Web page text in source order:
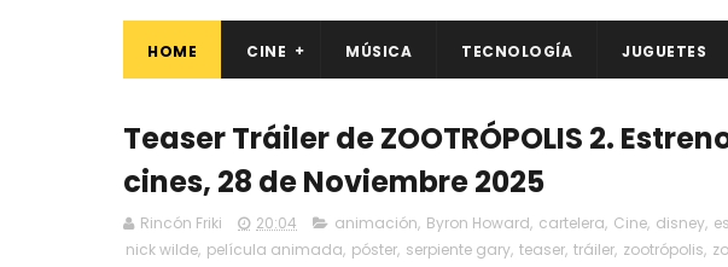
HOME CINE MÚSICA TECNOLOGÍA JUGUETES
Teaser Tráiler de ZOOTRÓPOLIS 2.
cines, 28 de Noviembre 2025
Rincón Friki 20:04 animación, Byron Howard, cartelera, Cine, disney,
nick wilde, película animada, póster, serpiente gary, teaser, tráiler, zootrópolis,